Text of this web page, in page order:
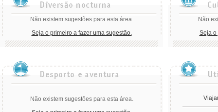
Não existem sugestões para esta área.
Seja o primeiro a fazer uma sugestão.
Não
Seja o
Não existem sugestões para esta área.